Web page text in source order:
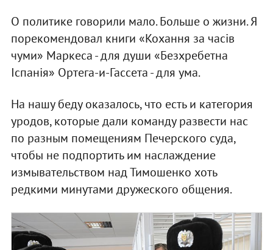
О политике говорили мало. Больше о жизни. Я
порекомендовал книги «Кохання за часів
чуми» Маркеса - для души «Безхребетна
Іспанія» Ортега-и-Гассета - для ума.
На нашу беду оказалось, что есть и категория
уродов, которые дали команду развести нас
по разным помещениям Печерского суда,
чтобы не подпортить им наслаждение
измывательством над Тимошенко хоть
редкими минутами дружеского общения.